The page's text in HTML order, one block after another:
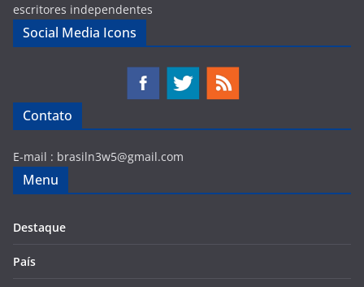
escritores independentes
Social Media Icons
Contato
E-mail : brasiln3w5@gmail.com
Menu
Destaque
País